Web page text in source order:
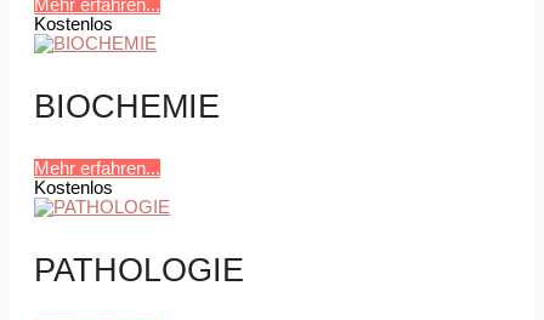
Mehr erfahren...
Kostenlos
BIOCHEMIE
Mehr erfahren...
Kostenlos
PATHOLOGIE